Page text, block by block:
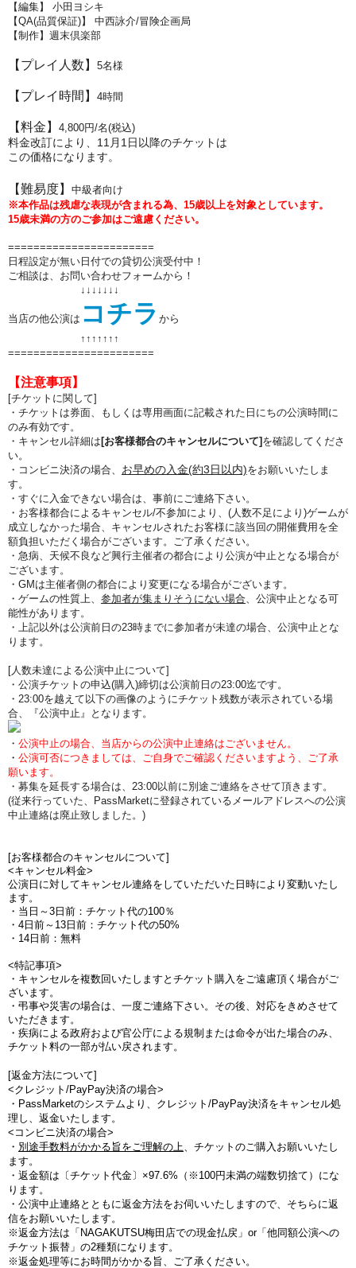
【編集】 小田ヨシキ
【QA(品質保証)】 中西詠介/冒険企画局
【制作】週末倶楽部
【プレイ人数】 5名様
【プレイ時間】 4時間
【料金】 4,800円/名(税込)
料金改訂により、11月1日以降のチケットは
この価格になります。
【難易度】 中級者向け
※本作品は残虐な表現が含まれる為、15歳以上を対象としています。
15歳未満の方のご参加はご遠慮ください。
=======================
日程設定が無い日付での貸切公演受付中！
ご相談は、お問い合わせフォームから！
↓↓↓↓↓↓↓
当店の他公演は コチラ から
↑↑ ↑↑ ↑↑ ↑
=======================
【注意事項】
[チケットに関して]
・チケットは券面、もしくは専用画面に記載された日にちの公演時間に
のみ有効です。
・キャンセル詳細は [お客様都合のキャンセルについて] を確認してくださ
い。
・コンビニ決済の場合、 お早めの入金(約3日以内)をお願いいたしま
す。
・すぐに入金できない場合は、事前にご連絡下さい。
・お客様都合によるキャンセル/不参加により、(人数不足により)ゲームが
成立しなかった場合、キャンセルされたお客様に該当回の開催費用を全
額負担いただく場合がございます。ご了承ください。
・急病、天候不良など興行主催者の都合により公演が中止となる場合が
ございます。
・GMは主催者側の都合により変更になる場合がございます。
・ゲームの性質上、 参加者が集まりそうにない場合、公演中止となる可
能性があります。
・上記以外は公演前日の23時までに参加者が未達の場合、公演中止とな
ります。
[人数未達による公演中止について]
・公演チケットの申込(購入)締切は公演前日の23:00迄です。
・23:00を越えて以下の画像のようにチケット残数が表示されている場
合、『公演中止』となります。
・ 公演中止の場合、当店からの公演中止連絡はございません。
・ 公演可否につきましては、ご自身でご確認くださいますよう、ご了承
願います。
・募集を延長する場合は、23:00以前に別途ご連絡をさせて頂きます。
(従来行っていた、PassMarketに登録されているメールアドレスへの公演
中止連絡は廃止致しました。)
[お客様都合のキャンセルについて]
<キャンセル料金>
公演日に対してキャンセル連絡をしていただいた日時により変動いたし
ます。
・当日～3日前：チケット代の100％
・4日前～13日前：チケット代の50%
・14日前：無料
<特記事項>
・キャンセルを複数回いたしますとチケット購入をご遠慮頂く場合がご
ざいます。
・弔事や災害の場合は、一度ご連絡下さい。その後、対応をきめさせて
いただきます。
・疾病による政府および官公庁による規制または命令が出た場合のみ、
チケット料の一部が払い戻されます。
[返金方法について]
<クレジット/PayPay決済の場合>
・PassMarketのシステムより、クレジット/PayPay決済をキャンセル処
理し、返金いたします。
<コンビニ決済の場合>
・ 別途手数料がかかる旨をご理解の上、チケットのご購入お願いいたし
ます。
・ 返金額は〔チケット代金〕×97.6%（※100円未満の端数切捨て ）にな
ります。
・公演中止連絡とともに返金方法をお伺いいたしますので、そちらに返
信をお願いいたします。
※返金方法は「NAGAKUTSU梅田店での現金払戻」or「他同額公演への
チケット振替」の2種類になります。
※返金処理等にお時間がかかる旨、ご了承ください。